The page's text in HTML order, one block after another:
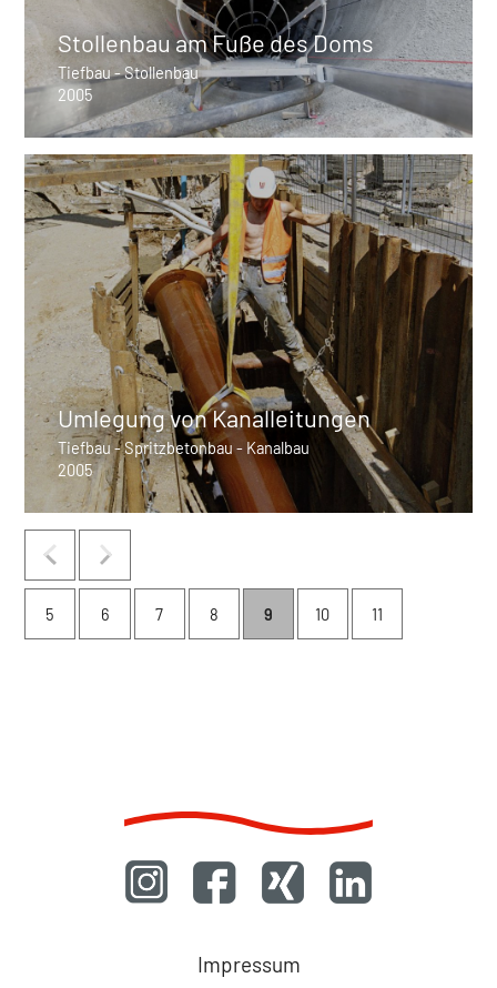
Stollenbau am Fuße des Doms
Tiefbau - Stollenbau
2005
Umlegung von Kanalleitungen
Tiefbau - Spritzbetonbau - Kanalbau
2005
5 6 7 8 9 10 11
Navigation
Impressum